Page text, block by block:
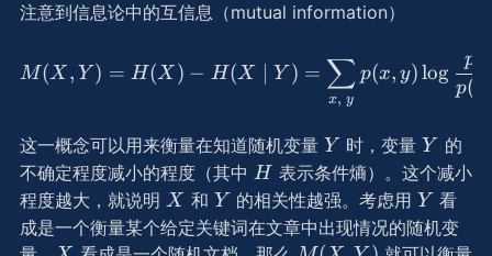
注意到信息论中的互信息（mutual information）
M(X, Y) = H(X) - H(X
M(X , Y ) = H(X ) − H(X Y ) =
x, y
∑ p(x, y)log
p(
p
这一概念可以用来衡量在知道随机变量 Y
Y 时，变量Y
Y 的
不确定程度减小的程度（其中 H
H 表示条件熵）。这个减小
程度越大，就说明 X
X 和 Y
Y 的相关性越强。考虑用 Y
Y 看
成是一个衡量某个给定关键词在文章中出现情况的随机变